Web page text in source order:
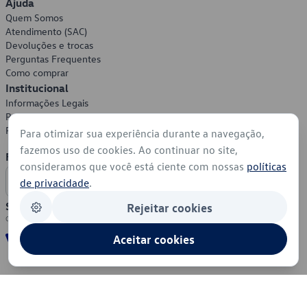
Ajuda
Quem Somos
Atendimento (SAC)
Devoluções e trocas
Perguntas Frequentes
Como comprar
Institucional
Informações Legais
Política de Privacidade
Política de Cookies
Formas de Pagamento
Segurança
Para otimizar sua experiência durante a navegação,
fazemos uso de cookies. Ao continuar no site,
consideramos que você está ciente com nossas políticas
de privacidade.
Rejeitar cookies
Aceitar cookies